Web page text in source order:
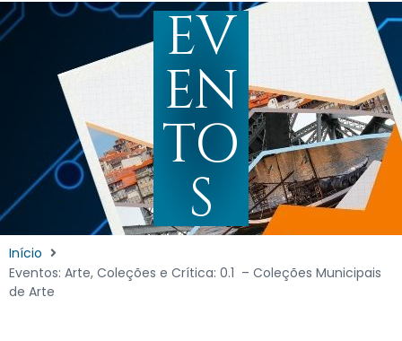
EV
EN
TO
S
Início
Eventos: Arte, Coleções e Crítica: 0.1 – Coleções Municipais
de Arte